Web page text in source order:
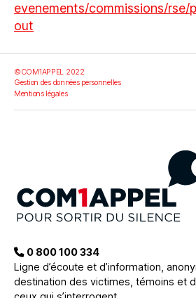
evenements/commissions/rse/
out
©COM1APPEL 2022
Gestion des données personnelles
Mentions légales
0 800 100 334
Ligne d’écoute et d’information,
destination des victimes, témoins et